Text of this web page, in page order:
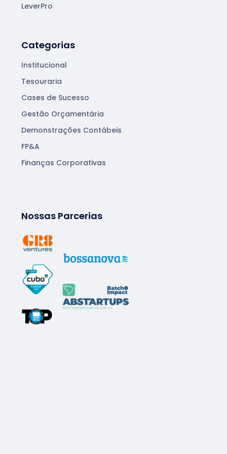
LeverPro
Categorias
Institucional
Tesouraria
Cases de Sucesso
Gestão Orçamentária
Demonstrações Contábeis
FP&A
Finanças Corporativas
Nossas Parcerias